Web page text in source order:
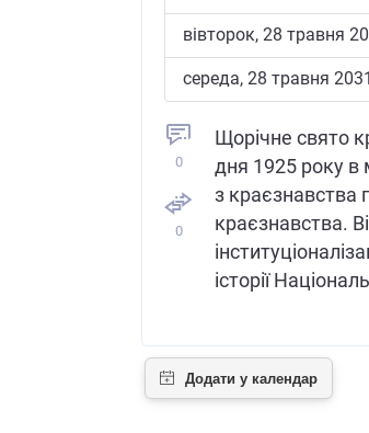
вівторок, 28 травня
середа, 28 травня 2031
0
0
Щорічне свято
дня 1925 року в
з краєзнавства
краєзнавства.
історії